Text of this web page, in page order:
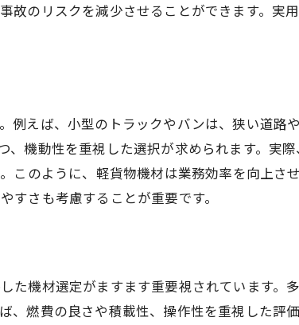
故のリスクを減少させることができます。実
例えば、小型のトラックやバンは、狭い道路
機動性を重視した選択が求められます。実
このように、軽貨物機材は業務効率を向上さ
すさも考慮することが重要です。
た機材選定がますます重要視されています。
、燃費の良さや積載性、操作性を重視した評